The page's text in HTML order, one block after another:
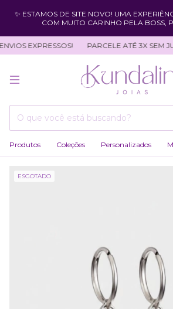
✨ ESTAMOS DE SITE NOVO! UMA
COM MUITO CARINHO PELA BOSS,
EXPRESSOS! PARCELE ATÉ 3X SEM
Produtos Coleções Personalizados
ESGOTADO